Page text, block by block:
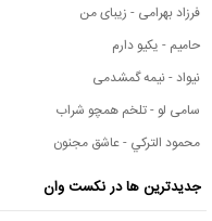
فرزاد بهرامی - زیبای من
حامیم - یکیو دارم
نیواد - نیمه گمشدمی
سامی لو - تلخم همچو شراب
محمود التركي - عاشق مجنون
جدیدترین ها در نکست وان